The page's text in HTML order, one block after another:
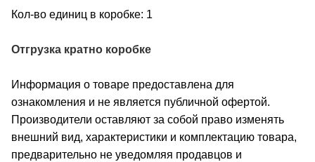
Кол-во единиц в коробке: 1
Отгрузка кратно коробке
Информация о товаре предоставлена для
ознакомления и не является публичной офертой.
Производители оставляют за собой право изменять
внешний вид, характеристики и комплектацию товара,
предварительно не уведомляя продавцов и